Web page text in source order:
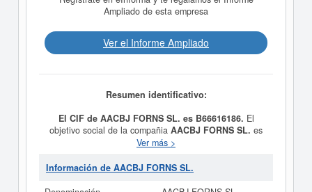
Ampliado de esta empresa
Ver el Informe Ampliado
Resumen identificativo:
El CIF de AACBJ FORNS SL. es B66616186. El
objetivo social de la compañia AACBJ FORNS SL. es
FABRICACION, PRODUCCION, ELABORACION,
DISTRIBUCION, VENTA Y COMERCIALIZACION,
TANTO AL MENOR COMO AL MAYOR, DE TODO TIPO
PASTELERIA Y SIMILARES Y DEMAS PRODUCTOS
Ver más >
Información de AACBJ FORNS SL.